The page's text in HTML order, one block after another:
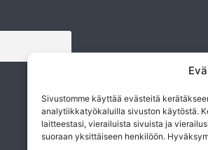
Sivustomme käyttää evästeitä
analytiikkatyökaluilla sivuston käytöstä.
laitteestasi, vierailuista sivuista ja
suoraan yksittäiseen henkilöön.